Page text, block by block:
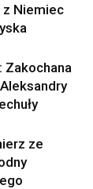
z Niemiec
Zakochana
ze